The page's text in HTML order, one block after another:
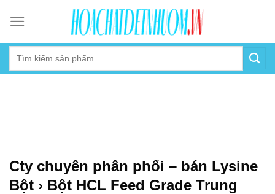
content
Cty chuyên phân phối – bán Lysine
Bột › Bột HCL Feed Grade Trung